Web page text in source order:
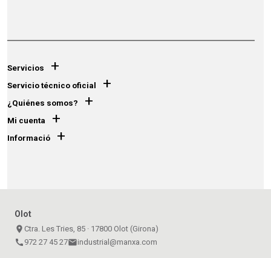
Servicios +
Servicio técnico oficial +
¿Quiénes somos? +
Mi cuenta +
Informació +
Olot
place Ctra. Les Tries, 85 · 17800 Olot (Girona)
call 972 27 45 27emailindustrial@manxa.com